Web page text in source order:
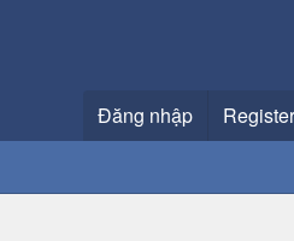
Đăng nhập